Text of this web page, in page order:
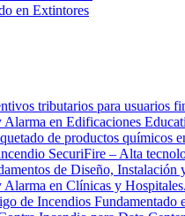
en Extintores
tributarios para usuarios
Alarma en Edificaciones
de productos químicos
SecuriFire – Alta
de Diseño,
Alarma en Clínicas y
de Incendios Fundamentado